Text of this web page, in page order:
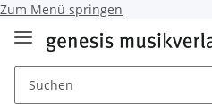
Zum Menü springen